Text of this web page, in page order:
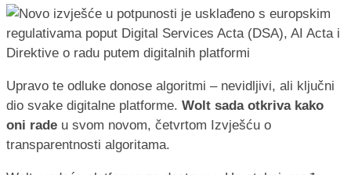
Upravo te odluke donose algoritmi – nevidljivi, ali ključni
dio svake digitalne platforme. Wolt sada otkriva kako
oni rade u svom novom, četvrtom Izvješću o
transparentnosti algoritama.